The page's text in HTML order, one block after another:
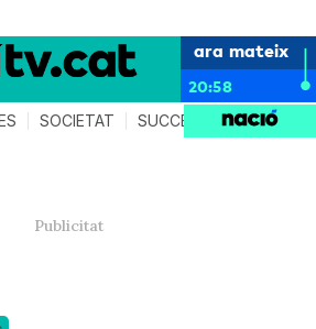
ara mateix
20:58
SOCIETAT SUCCESSOS